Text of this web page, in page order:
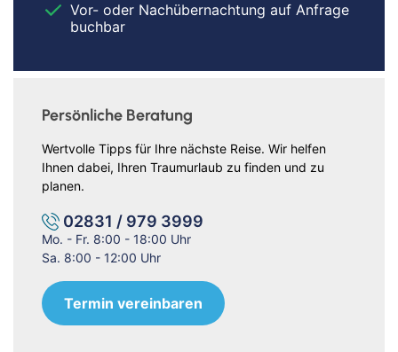
Vor- oder Nachübernachtung auf Anfrage
buchbar
Persönliche Beratung
Wertvolle Tipps für Ihre nächste Reise. Wir helfen
Ihnen dabei, Ihren Traumurlaub zu finden und zu
planen.
02831 / 979 3999
Mo. - Fr. 8:00 - 18:00 Uhr
Sa. 8:00 - 12:00 Uhr
Termin vereinbaren